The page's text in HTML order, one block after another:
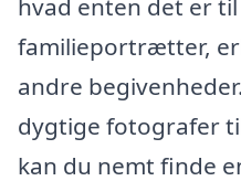
hvad enten det er
familieportrætter,
andre
dygtige fotografer
kan du nemt finde